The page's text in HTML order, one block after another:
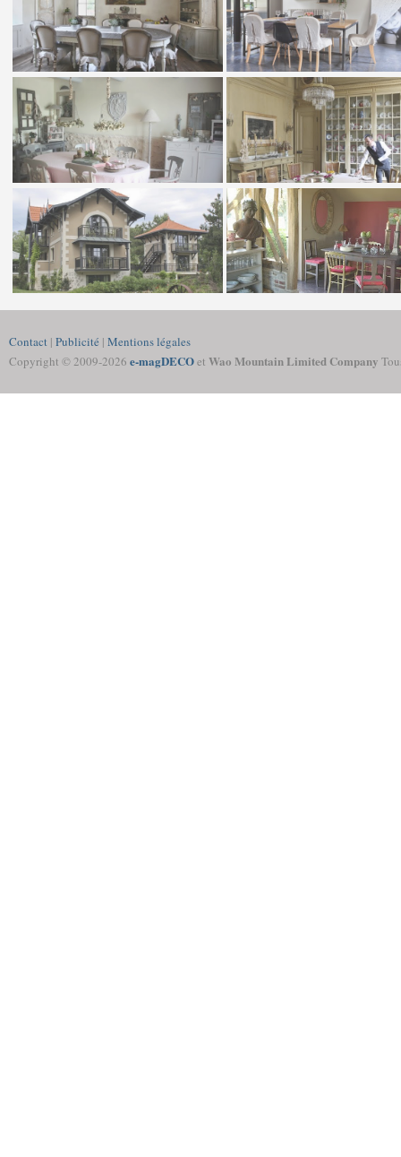
Contact | Publicité | Mentions légales
Copyright © 2009-2026 e-magDECOet Wao Mountain Limited Company